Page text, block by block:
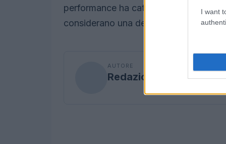
I want
performance ha catturato l’attenzione
considerano una delle favorite per la
AUTORE
Redazione